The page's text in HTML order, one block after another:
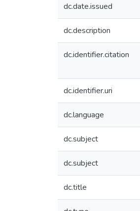
dc.date.issued
dc.description
dc.identifier.citation
dc.identifier.uri
dc.language
dc.subject
dc.subject
dc.title